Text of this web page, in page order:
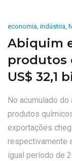
economia, indústria,
Abiquim
produtos
US$ 32,1
No acumulado
produtos
exportações
respectivamente
igual período de